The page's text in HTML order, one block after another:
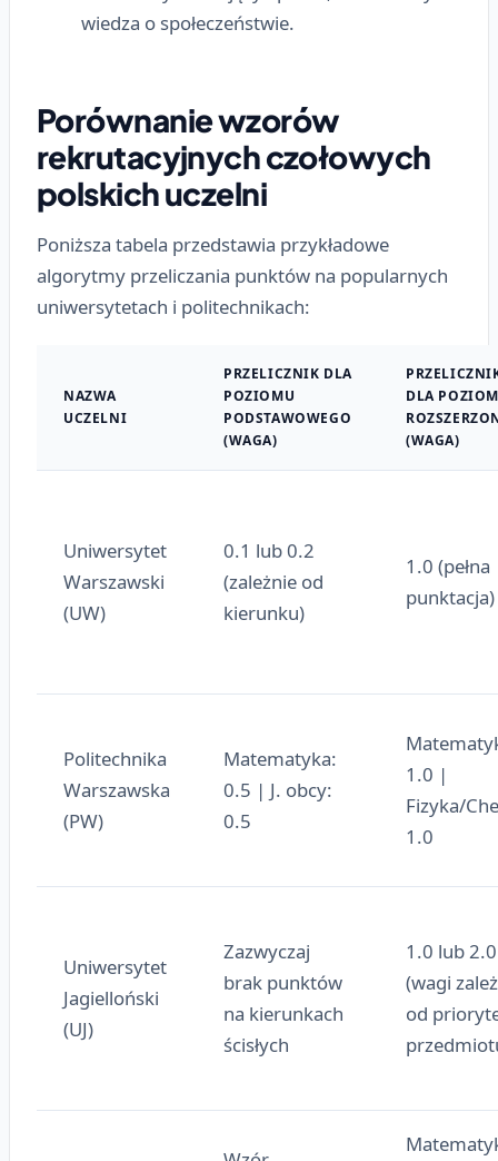
wiedza o społeczeństwie.
Porównanie wzorów
rekrutacyjnych czołowych
polskich uczelni
Poniższa tabela przedstawia przykładowe
algorytmy przeliczania punktów na popularnych
uniwersytetach i politechnikach:
NAZWA
UCZELNI
PRZELICZNIK DLA
POZIOMU
PODSTAWOWEGO
(WAGA)
DLA
(WAGA)
Uniwersytet
Warszawski
(UW)
0.1 lub 0.2
(zależnie od
kierunku)
1.0 (pełna
punktacja)
Politechnika
Warszawska
(PW)
Matematyka:
0.5 | J. obcy:
0.5
1.0 |
Fizyka/
1.0
Uniwersytet
Jagielloński
(UJ)
Zazwyczaj
brak punktów
na kierunkach
ścisłych
1.0 lub 2.0
(wagi
od